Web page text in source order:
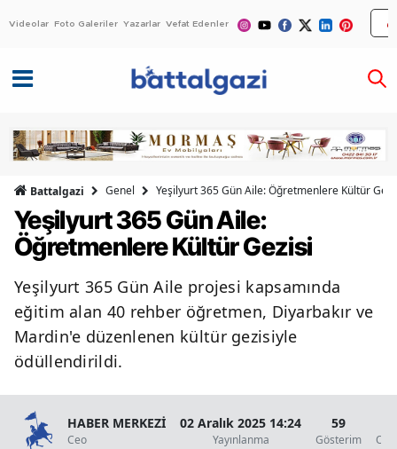
Videolar Foto Galeriler Yazarlar Vefat Edenler
Battalgazi Genel Yeşilyurt 365 Gün Aile: Öğretmenlere Kültür
Yeşilyurt 365 Gün Aile:
Öğretmenlere Kültür Gezisi
Yeşilyurt 365 Gün Aile projesi kapsamında
eğitim alan 40 rehber öğretmen, Diyarbakır ve
Mardin'e düzenlenen kültür gezisiyle
ödüllendirildi.
HABER MERKEZİ
Ceo
02 Aralık 2025 14:24
Yayınlanma
59
Gösterim